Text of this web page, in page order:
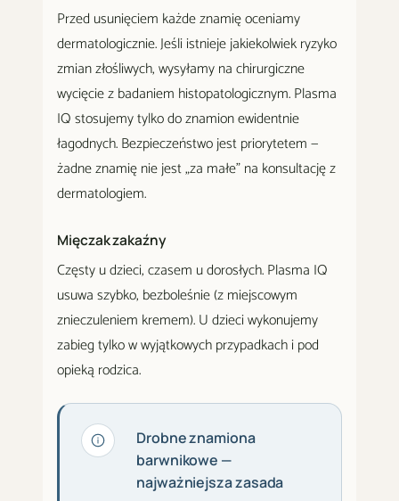
Przed usunięciem każde znamię oceniamy
dermatologicznie. Jeśli istnieje jakiekolwiek ryzyko
zmian złośliwych, wysyłamy na chirurgiczne
wycięcie z badaniem histopatologicznym. Plasma
IQ stosujemy tylko do znamion ewidentnie
łagodnych. Bezpieczeństwo jest priorytetem —
żadne znamię nie jest „za małe" na konsultację z
dermatologiem.
Mięczak zakaźny
Częsty u dzieci, czasem u dorosłych. Plasma IQ
usuwa szybko, bezboleśnie (z miejscowym
znieczuleniem kremem). U dzieci wykonujemy
zabieg tylko w wyjątkowych przypadkach i pod
opieką rodzica.
Drobne znamiona
barwnikowe —
najważniejsza zasada